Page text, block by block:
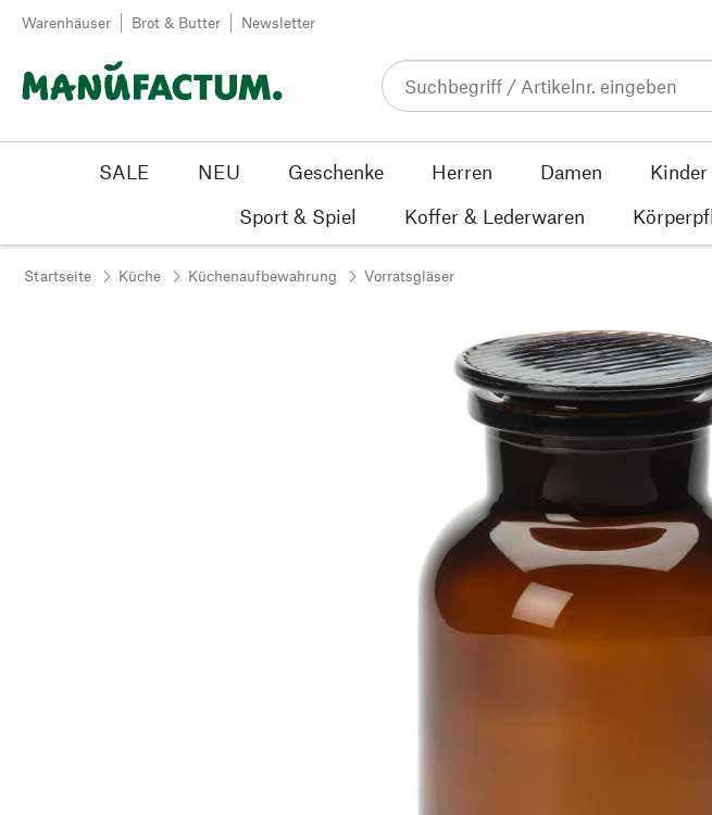
Zum Inhalt springen
Warenhäuser Brot & Butter Newsletter
SALE NEU Geschenke Herren Damen Kinder
Sport & Spiel
Koffer & Lederwaren
Startseite Küche Küchenaufbewahrung Vorratsgläser